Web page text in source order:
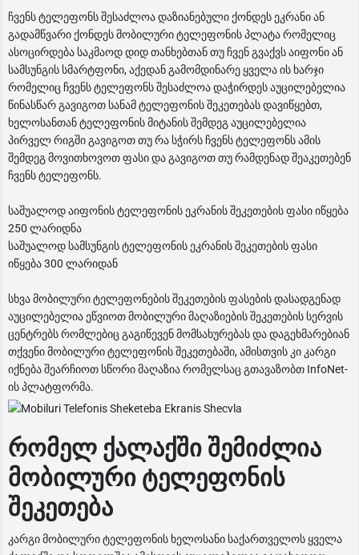
ჩვენს ტელეფონს შესაძლოა დაზიანებული ქონდეს ეკრანი ან
გადამწვარი ქონდეს მობილური ტელეფონის პლატა რომელიც
ასოცირდება საკმაოდ დიდ თანხებთან თუ ჩვენ გვაქვს აიფონი ან
სამსუნგის სმარტფონი, აქედან გამომდინარე ყველა ის ხარჯი
რომელიც ჩვენს ტელეფონს შესაძლოა დაჭირდეს აუცილებელია
წინასწარ გავიგოთ სანამ ტელეფონის შეკეთებას დავიწყებთ,
ხელოსანთან ტელეფონის მიტანის შემდეგ აუცილებელია
პირველ რიგში გავიგოთ თუ რა სჭირს ჩვენს ტელეფონს ამის
შემდეგ მოვითხოვოთ ფასი და გავიგოთ თუ რამდენად შეაკეთებენ
ჩვენს ტელეფონს.
საშუალოდ აიფონის ტელეფონის ეკრანის შეკეთების ფასი იწყება
250 ლარიდნა
საშუალოდ სამსუნგის ტელეფონის ეკრანის შეკეთების ფასი
იწყება 300 ლარიდან
სხვა მობილური ტელეფონების შეკეთების ფასების დასადგენად
აუცილებელია ეწვიოთ მობილური მაღაზიების შეკეთების სერვის
ცენტრებს რომლებიც გაგიწევენ მომსახურებას და დაგეხმარებიან
თქვენი მობილური ტელეფონის შეკეთებაში, ამისთვის კი კარგი
იქნება შეარჩიოთ სწორი მაღაზია რომელსაც გთავაზობთ InfoNet-
ის პლატფორმა.
რომელ ქალაქში შემიძლია
მობილური ტელეფონის
შეკეთება
კარგი მობილური ტელეფონის ხელოსანი საქართველოს ყველა